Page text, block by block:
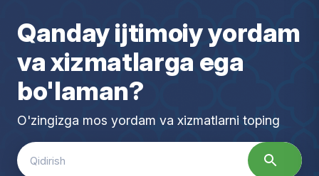
mtiy oz
Qanday ijtimoiy yordam
va xizmatlarga ega
bo'laman?
O'zingizga mos yordam va xizmatlarni toping
Search
for: